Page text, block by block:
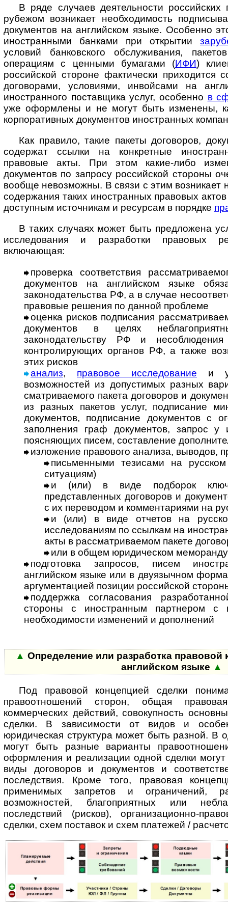
В ряде случаев деятельности
рубежом возникает необходимость
документов на английском языке. Особенно
иностранными банками при открытии
условий банковского обслуживания,
операциям с ценными бумагами (ИФИ)
российской стороне фактически приходится
договорами, условиями, инвойсами на
иностранного поставщика услуг, особенно в
уже оформлены и не могут быть изменены,
корпоративных документов иностранных
Как правило, такие пакеты договоров,
содержат ссылки на конкретные
правовые акты. При этом какие-либо
документов по запросу российской стороны
вообще невозможны. В связи с этим возникает
содержания таких иностранных правовых
доступным источникам и ресурсам в порядке
В таких случаях может быть предложена
исследования и разработки правовых
включающая:
проверка соответствия
документов на английском языке
законодательства РФ, а в случае
правовые решения по данной проблеме
оценка рисков подписания
документов в целях
законодательству РФ и
контролирующих органов РФ, а также
этих рисков
анализ, правовое исследование и
возможностей из допустимых разных
смат­ри­ва­е­мо­го пакета договоров и
из разных пакетов услуг, подписание
документов, подписание документов с
заполнения граф документов, запрос у
поясняющих писем, составление
изложение правового анализа, выводов,
письменными тезисами на
ситуациям)
и (или) в виде подборок
представленных договоров и
с их переводом и комментариями на
и (или) в виде отчетов на
исследованиям по ссылкам на
акты в рассматриваемом пакете
или в общем юридическом
подготовка запросов, писем
английском языке или в двуязычном
аргументацией позиции российской
поддержка согласования
стороны с иностранным партнером
необходимости изменений и дополнений
▲ Определение или разработка правовой
английском языке ▲
Под правовой концепцией сделки
правоотношений сторон, общая
коммерческих действий, совокупность
сделки. В за­ви­си­мос­ти от видов и
юридическая структура может быть разной. В
могут быть разные варианты
оформления и реализации одной сделки
виды договоров и документов и
последствия. Кроме того, правовая
применимых запретов и ограничений,
возможностей, благоприятных или
последствий (рисков), ор­га­ни­за­ци­он­но-
сделки, схем поставок и схем платежей /